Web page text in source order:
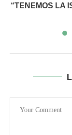
“TENEMOS LA